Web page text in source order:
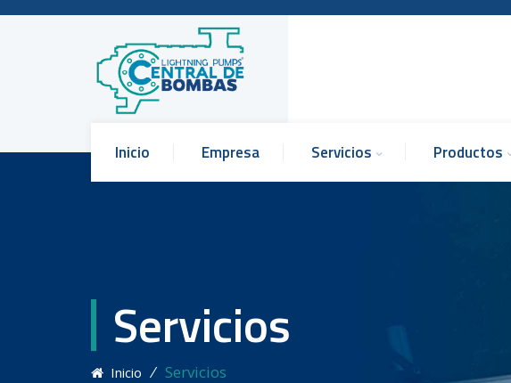
Inicio Empresa Servicios Productos
Servicios
Inicio ⁄ Servicios